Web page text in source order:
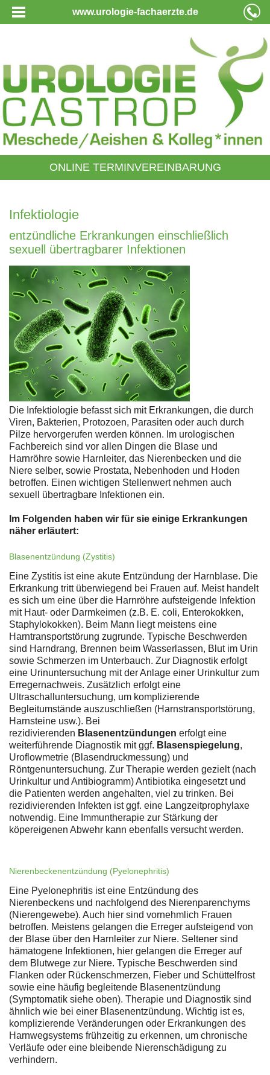
www.urologie-fachaerzte.de
ONLINE TERMINVEREINBARUNG
Infektiologie
entzündliche Erkrankungen einschließlich
sexuell übertragbarer Infektionen
Die Infektiologie befasst sich mit Erkrankungen, die durch
Viren, Bakterien, Protozoen, Parasiten oder auch durch
Pilze hervorgerufen werden können. Im urologischen
Fachbereich sind vor allen Dingen die Blase und
Harnröhre sowie Harnleiter, das Nierenbecken und die
Niere selber, sowie Prostata, Nebenhoden und Hoden
betroffen. Einen wichtigen Stellenwert nehmen auch
sexuell übertragbare Infektionen ein.
Im Folgenden haben wir für sie einige Erkrankungen
näher erläutert:
Blasenentzündung (Zystitis)
Eine Zystitis ist eine akute Entzündung der Harnblase. Die
Erkrankung tritt überwiegend bei Frauen auf. Meist handelt
es sich um eine über die Harnröhre aufsteigende Infektion
mit Haut- oder Darmkeimen (z.B. E. coli, Enterokokken,
Staphylokokken). Beim Mann liegt meistens eine
Harntransportstörung zugrunde. Typische Beschwerden
sind Harndrang, Brennen beim Wasserlassen, Blut im Urin
sowie Schmerzen im Unterbauch. Zur Diagnostik erfolgt
eine Urinuntersuchung mit der Anlage einer Urinkultur zum
Erregernachweis. Zusätzlich erfolgt eine
Ultraschalluntersuchung, um komplizierende
Begleitumstände auszuschließen (Harnstransportstörung,
Harnsteine usw.). Bei
rezidivierenden Blasenentzündungen erfolgt eine
weiterführende Diagnostik mit ggf. Blasenspiegelung,
Uroflowmetrie (Blasendruckmessung) und
Röntgenuntersuchung. Zur Therapie werden gezielt (nach
Urinkultur und Antibiogramm) Antibiotika eingesetzt und
die Patienten werden angehalten, viel zu trinken. Bei
rezidivierenden Infekten ist ggf. eine Langzeitprophylaxe
notwendig. Eine Immuntherapie zur Stärkung der
köpereigenen Abwehr kann ebenfalls versucht werden.
Nierenbeckenentzündung (Pyelonephritis)
Eine Pyelonephritis ist eine Entzündung des
Nierenbeckens und nachfolgend des Nierenparenchyms
(Nierengewebe). Auch hier sind vornehmlich Frauen
betroffen. Meistens gelangen die Erreger aufsteigend von
der Blase über den Harnleiter zur Niere. Seltener sind
hämatogene Infektionen, hier gelangen die Erreger auf
dem Blutwege zur Niere. Typische Beschwerden sind
Flanken oder Rückenschmerzen, Fieber und Schüttelfrost
sowie eine häufig begleitende Blasenentzündung
(Symptomatik siehe oben). Therapie und Diagnostik sind
ähnlich wie bei einer Blasenentzündung. Wichtig ist es,
komplizierende Veränderungen oder Erkrankungen des
Harnwegsystems frühzeitig zu erkennen, um chronische
Verläufe oder eine bleibende Nierenschädigung zu
verhindern.